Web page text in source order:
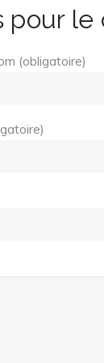
pour le
(obligatoire)